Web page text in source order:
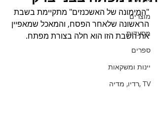
מוצרים
מסעדות
ספרים
יינות ומשקאות
TV ,רדיו, מדיה
"המימונה של האשכנזים" מתקיימת בשבת
הראשונה שלאחר הפסח, והמאכל שמאפיין
את השבת הזו הוא חלה בצורת מפתח.